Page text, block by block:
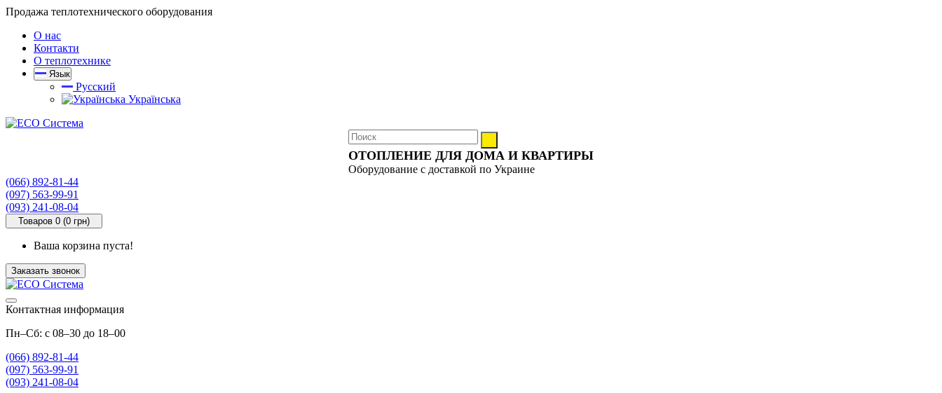
Продажа теплотехнического оборудования
О нас
Контакти
О теплотехнике
Язык
Русский
Українська
ОТОПЛЕНИЕ ДЛЯ ДОМА И КВАРТИРЫ
Оборудование с доставкой по Украине
(066) 892-81-44
(097) 563-99-91
(093) 241-08-04
Товаров 0 (0 грн)
Ваша корзина пуста!
Заказать звонок
Контактная информация
Пн–Сб: с 08–30 до 18–00
(066) 892-81-44
(097) 563-99-91
(093) 241-08-04